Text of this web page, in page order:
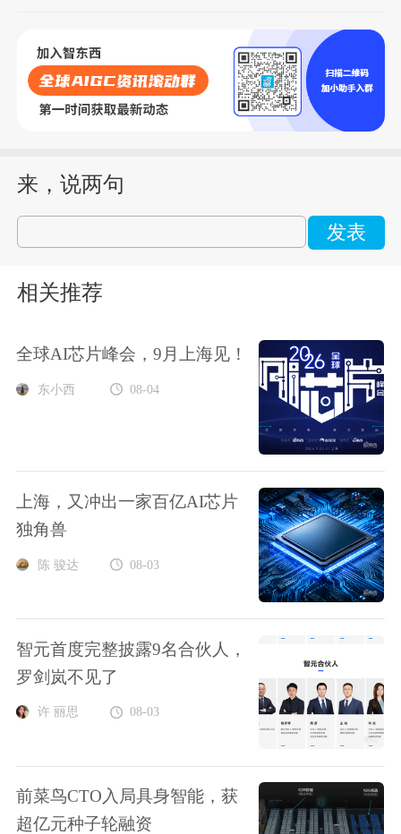
来，说两句
发表
相关推荐
全球AI芯片峰会，9月上海见！
东小西 08-04
上海，又冲出一家百亿AI芯片
独角兽
陈 骏达 08-03
智元首度完整披露9名合伙人，
罗剑岚不见了
许 丽思 08-03
前菜鸟CTO入局具身智能，获
超亿元种子轮融资